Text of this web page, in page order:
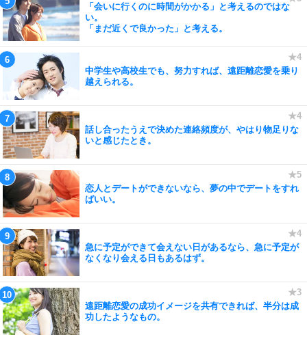
「会いに行くのに時間がかかる」と考えるのではな
い。
「まだ近くで良かった」と考える。
中学生や高校生でも、努力すれば、遠距離恋愛を乗り
越えられる。
話し合ったうえで決めた連絡頻度が、やはり物足りな
いと感じたとき。
恋人とデートができないなら、夢の中でデートをすれ
ばいい。
急に予定ができて会えない日があるなら、急に予定が
なくなり会える日もあるはず。
遠距離恋愛の成功イメージを共有できれば、半分は成
功したようなもの。